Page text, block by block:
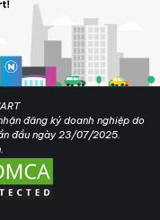
đăng ký doanh nghiệp do
đầu ngày 23/07/2025.